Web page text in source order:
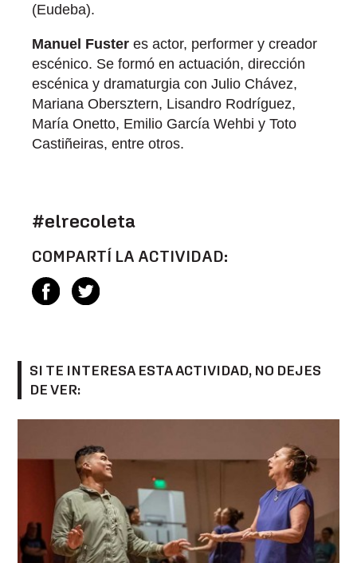
(Eudeba).
Manuel Fuster es actor, performer y creador
escénico. Se formó en actuación, dirección
escénica y dramaturgia con Julio Chávez,
Mariana Obersztern, Lisandro Rodríguez,
María Onetto, Emilio García Wehbi y Toto
Castiñeiras, entre otros.
#elrecoleta
COMPARTÍ LA ACTIVIDAD:
SI TE INTERESA ESTA ACTIVIDAD, NO DEJES
DE VER: